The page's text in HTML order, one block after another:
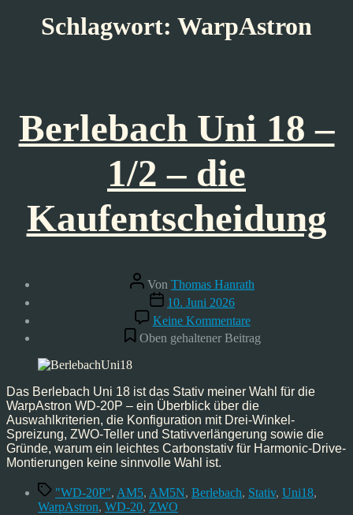
Schlagwort: WarpAstron
Berlebach Uni 18 –
1/2 – die
Kaufentscheidung
Beitragsautor
Von Thomas Hanrath
Veröffentlichungsdatum
10. Juni 2026
Keine Kommentarezu
Berlebach
Uni
1/2
–
die
Kaufentscheidung
Oben gehaltener Beitrag
Das Berlebach Uni 18 ist das Stativ meiner Wahl für die
WarpAstron WD-20P – ein Überblick über die
Auswahlkriterien, die Konfiguration mit Drei-Winkel-
Spreizung, ZWO-Teller und Stativverlängerung sowie die
Gründe, warum ein leichtes Carbonstativ für Harmonic-Drive-
Montierungen keine sinnvolle Wahl ist.
Schlagwörter
"WD-20P", AM5, AM5N, Berlebach, Stativ, Uni18,
WarpAstron, WD-20, ZWO